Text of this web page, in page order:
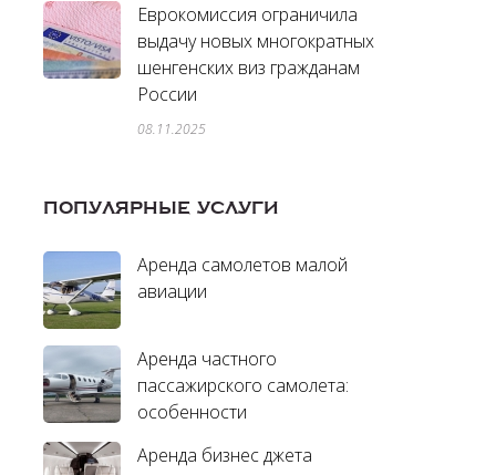
Еврокомиссия ограничила
выдачу новых многократных
шенгенских виз гражданам
России
08.11.2025
ПОПУЛЯРНЫЕ УСЛУГИ
Аренда самолетов малой
авиации
Аренда частного
пассажирского самолета:
особенности
Аренда бизнес джета